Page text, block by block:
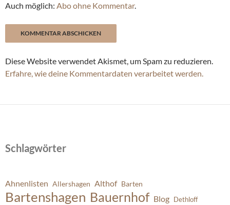
Auch möglich: Abo ohne Kommentar.
Diese Website verwendet Akismet, um Spam zu reduzieren.
Erfahre, wie deine Kommentardaten verarbeitet werden.
Schlagwörter
Ahnenlisten Allershagen Althof Barten
Bartenshagen Bauernhof Blog Dethloff